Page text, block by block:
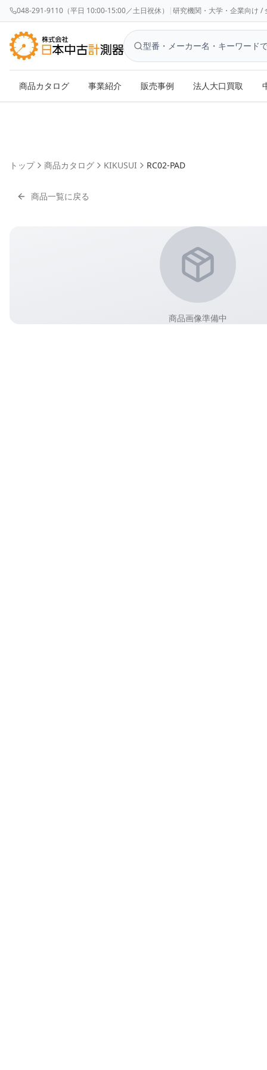
048-291-9110（平日 10:00-15:00／土日祝休） |研究機関・大学・企業向け
商品カタログ 事業紹介 販売事例 法人大口買取
トップ 商品カタログ KIKUSUI RC02-PAD
商品一覧に戻る
商品画像準備中